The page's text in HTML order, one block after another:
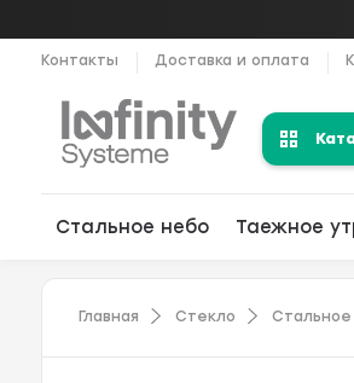
Контакты Доставка и оплата
Стальное небо Таежное
Главная Стекло